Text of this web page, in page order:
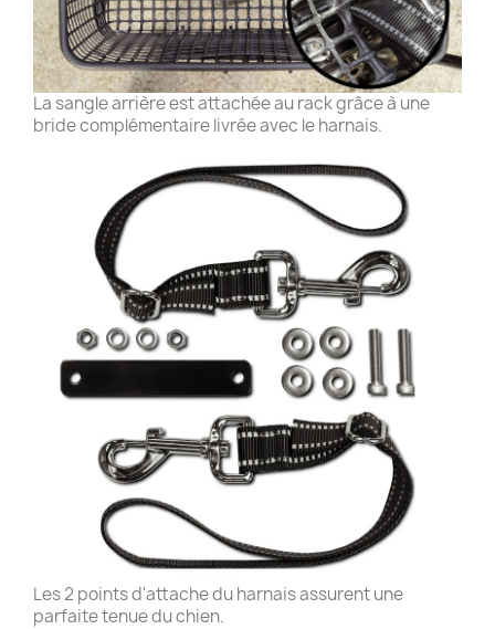
La sangle arrière est attachée au rack grâce à une
bride complémentaire livrée avec le harnais.
Les 2 points d'attache du harnais assurent une
parfaite tenue du chien.